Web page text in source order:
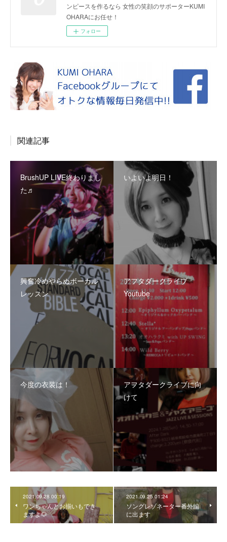
ンピースを作るなら 女性の笑顔のサポーターKUMI
OHARAにお任せ！
フォロー
関連記事
BrushUP LIVE終わりまし
た♬
いよいよ明日！
興奮冷めやらぬボーカル
レッスン
アフタダークライブ
Youtube
今度の衣装は！
アフタダークライブに向
けて
2021.09.28 00:19
ワンちゃんとお揃いもでき
ますよ🐶
2021.09.25 01:24
ソングレゾネーター番外編
に出ます